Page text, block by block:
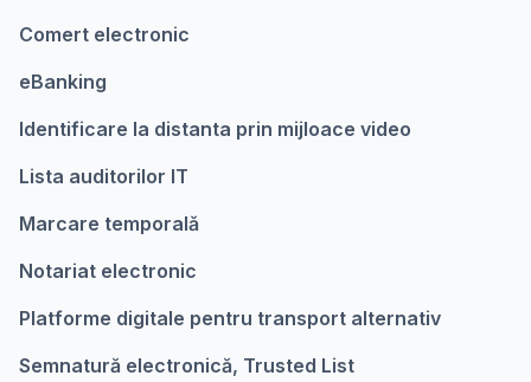
Comert electronic
eBanking
Identificare la distanta prin mijloace video
Lista auditorilor IT
Marcare temporalǎ
Notariat electronic
Platforme digitale pentru transport alternativ
Semnatură electronică, Trusted List